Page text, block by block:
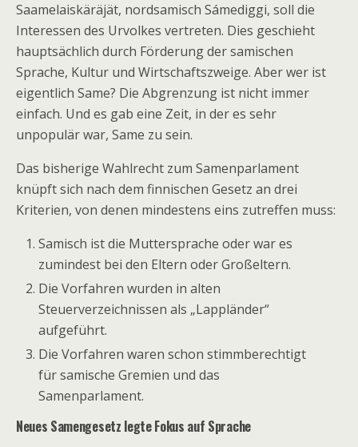
Saamelaiskäräjät, nordsamisch Sámediggi, soll die
Interessen des Urvolkes vertreten. Dies geschieht
hauptsächlich durch Förderung der samischen
Sprache, Kultur und Wirtschaftszweige. Aber wer ist
eigentlich Same? Die Abgrenzung ist nicht immer
einfach. Und es gab eine Zeit, in der es sehr
unpopulär war, Same zu sein.
Das bisherige Wahlrecht zum Samenparlament
knüpft sich nach dem finnischen Gesetz an drei
Kriterien, von denen mindestens eins zutreffen muss:
Samisch ist die Muttersprache oder war es
zumindest bei den Eltern oder Großeltern.
Die Vorfahren wurden in alten
Steuerverzeichnissen als „Lappländer“
aufgeführt.
Die Vorfahren waren schon stimmberechtigt
für samische Gremien und das
Samenparlament.
Neues Samengesetz legte Fokus auf Sprache